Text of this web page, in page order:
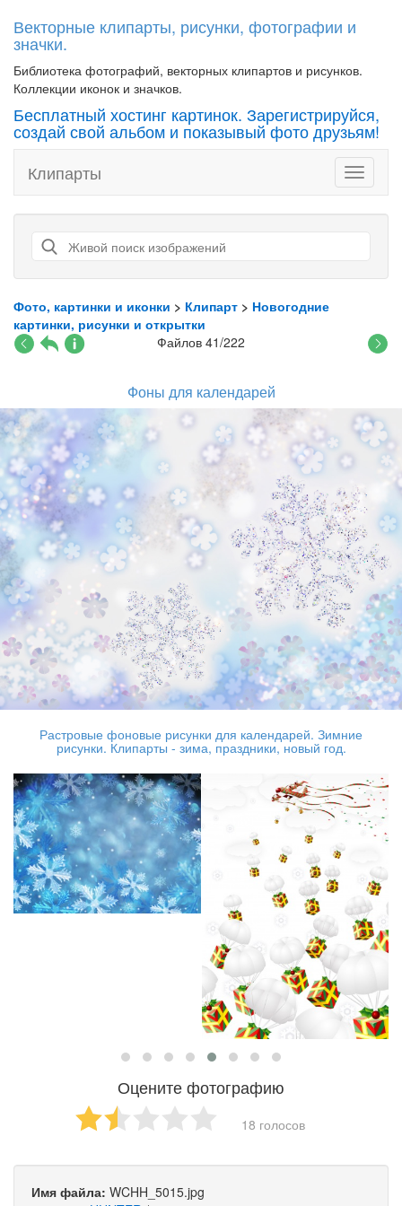
Векторные клипарты, рисунки, фотографии и
значки.
Библиотека фотографий, векторных клипартов и рисунков.
Коллекции иконок и значков.
Бесплатный хостинг картинок. Зарегистрируйся,
создай свой альбом и показывый фото друзьям!
Toggle
Клипарты
Фото, картинки и иконки > Клипарт > Новогодние
картинки, рисунки и открытки
Файлов 41/222
Фоны для календарей
Растровые фоновые рисунки для календарей. Зимние
рисунки. Клипарты - зима, праздники, новый год.
Оцените фотографию
18 голосов
Имя файла: WCHH_5015.jpg